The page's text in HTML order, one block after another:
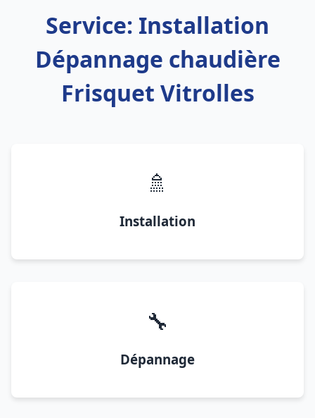
Service: Installation
Dépannage chaudière
Frisquet Vitrolles
🚿
Installation
🔧
Dépannage